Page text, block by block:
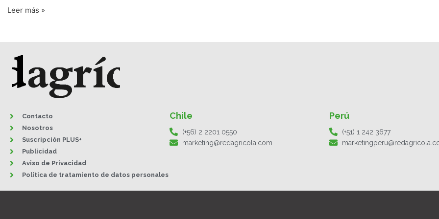
Leer más »
Contacto
Nosotros
Suscripción PLUS+
Publicidad
Aviso de Privacidad
Política de tratamiento de datos personales
Chile
(+56) 2 2201 0550
marketing@redagricola.com
Perú
(+51) 1 242 3677